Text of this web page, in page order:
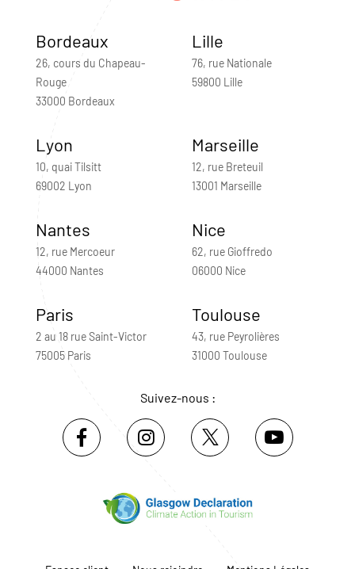
Bordeaux
26, cours du Chapeau-
Rouge
33000 Bordeaux
Lille
76, rue Nationale
59800 Lille
Lyon
10, quai Tilsitt
69002 Lyon
Marseille
12, rue Breteuil
13001 Marseille
Nantes
12, rue Mercoeur
44000 Nantes
Nice
62, rue Gioffredo
06000 Nice
Paris
2 au 18 rue Saint-Victor
75005 Paris
Toulouse
43, rue Peyrolières
31000 Toulouse
Suivez-nous :